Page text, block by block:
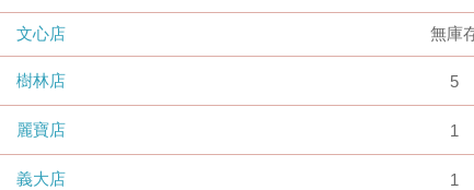
文心店 無庫
樹林店 5
麗寶店 1
義大店 1